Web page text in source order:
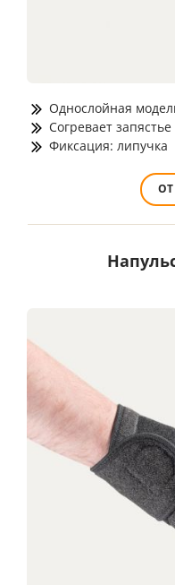
Однослойная
Согревает запястье
Фиксация: липучка
ОТ